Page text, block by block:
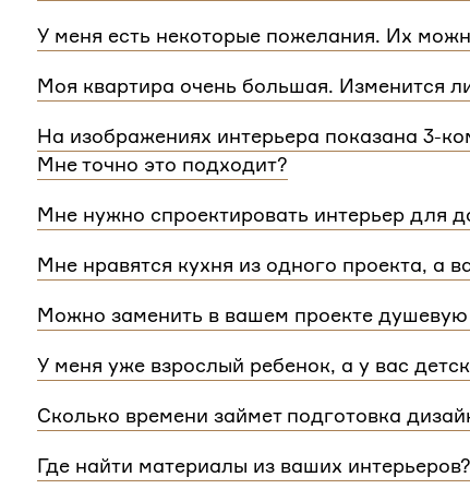
квартиры.
У меня есть некоторые пожелания. Их
расстановку мебели и важные детали. Вы
Моя квартира очень большая. Изменится
дом или квартира, нужно будет купить
На изображениях интерьера показана 3-
Мне точно это подходит?
интерьера на нашем сайте может быть
Мне нужно спроектировать интерьер для
зависит от площади. Однако если у вас в доме
Мне нравятся кухня из одного проекта, а
концепции. Такая корректировка будет стоить3
Можно заменить в вашем проекте
У меня уже взрослый ребенок, а у вас
Сколько времени займет подготовка
потребуется время, чтобы обсудить
Где найти материалы из ваших интерьеров?